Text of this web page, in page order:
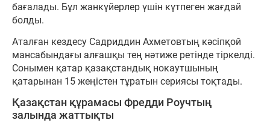
бағалады. Бұл жанкүйерлер үшін күтпеген жағдай
болды.
Аталған кездесу Садриддин Ахметовтың кәсіпқой
мансабындағы алғашқы тең нәтиже ретінде тіркелді.
Сонымен қатар қазақстандық нокаутшының
қатарынан 15 жеңістен тұратын сериясы тоқтады.
Қазақстан құрамасы Фредди Роучтың
залында жаттықты